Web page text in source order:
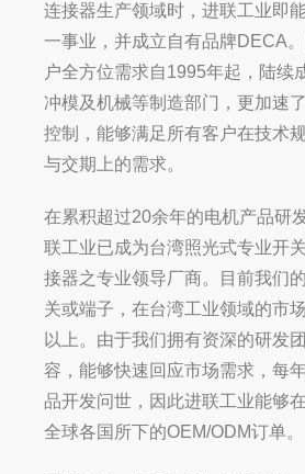
连接器生产领域时，进联工业即
一事业，并成立自有品牌DECA
户全方位需求自1995年起，陆续
冲模及机械等制造部门，更加速
控制，能够满足所有客户在技术
与交期上的需求。
在累积超过20余年的电机产品研
联工业已成为台湾照光式专业开
接器之专业领导厂商。目前我们
关或端子，在台湾工业领域的市
以上。由于我们拥有资深的研发
容，能够快速回应市场需求，每
品开发问世，因此进联工业能够
全球各国所下的OEM/ODM订单。